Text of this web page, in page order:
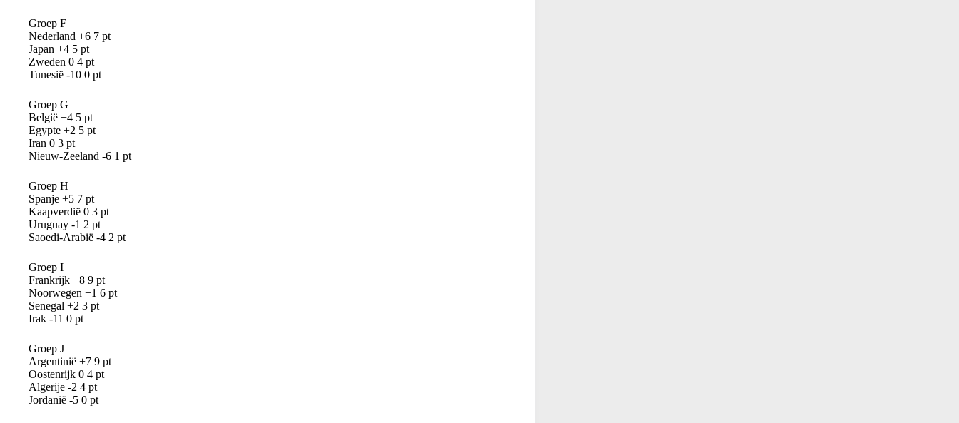
Groep F
Nederland +6 7 pt
Japan +4 5 pt
Zweden 0 4 pt
Tunesië -10 0 pt
Groep G
België +4 5 pt
Egypte +2 5 pt
Iran 0 3 pt
Nieuw-Zeeland -6 1 pt
Groep H
Spanje +5 7 pt
Kaapverdië 0 3 pt
Uruguay -1 2 pt
Saoedi-Arabië -4 2 pt
Groep I
Frankrijk +8 9 pt
Noorwegen +1 6 pt
Senegal +2 3 pt
Irak -11 0 pt
Groep J
Argentinië +7 9 pt
Oostenrijk 0 4 pt
Algerije -2 4 pt
Jordanië -5 0 pt